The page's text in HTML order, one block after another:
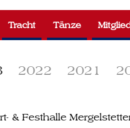
2022 2021
Tracht Tänze
& Festhalle